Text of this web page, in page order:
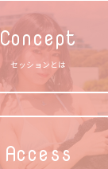
Concept
セッションとは
Access